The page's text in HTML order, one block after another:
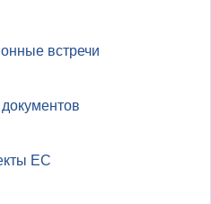
встречи
ЕС